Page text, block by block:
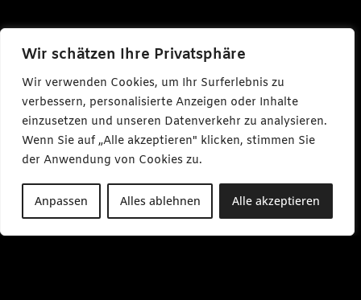
Wir schätzen Ihre Privatsphäre
Wir verwenden Cookies, um Ihr Surferlebnis zu
verbessern, personalisierte Anzeigen oder Inhalte
einzusetzen und unseren Datenverkehr zu analysieren.
Wenn Sie auf „Alle akzeptieren" klicken, stimmen Sie
der Anwendung von Cookies zu.
Anpassen Alles ablehnen Alle akzeptieren